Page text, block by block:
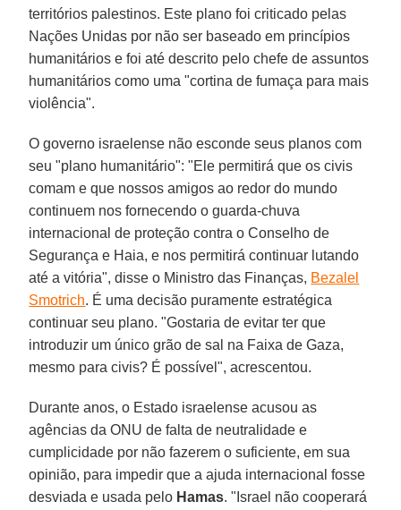
territórios palestinos. Este plano foi criticado pelas
Nações Unidas por não ser baseado em princípios
humanitários e foi até descrito pelo chefe de assuntos
humanitários como uma "cortina de fumaça para mais
violência".
O governo israelense não esconde seus planos com
seu "plano humanitário": "Ele permitirá que os civis
comam e que nossos amigos ao redor do mundo
continuem nos fornecendo o guarda-chuva
internacional de proteção contra o Conselho de
Segurança e Haia, e nos permitirá continuar lutando
até a vitória", disse o Ministro das Finanças, Bezalel
Smotrich. É uma decisão puramente estratégica
continuar seu plano. "Gostaria de evitar ter que
introduzir um único grão de sal na Faixa de Gaza,
mesmo para civis? É possível", acrescentou.
Durante anos, o Estado israelense acusou as
agências da ONU de falta de neutralidade e
cumplicidade por não fazerem o suficiente, em sua
opinião, para impedir que a ajuda internacional fosse
desviada e usada pelo Hamas. "Israel não cooperará